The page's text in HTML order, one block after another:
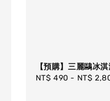
【預購】三麗鷗冰
Regular
NT$ 490 - NT$